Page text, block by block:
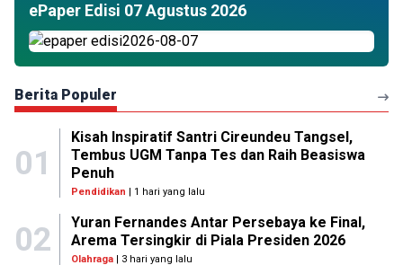
ePaper Edisi 07 Agustus 2026
Berita Populer
01
Kisah Inspiratif Santri Cireundeu Tangsel,
Tembus UGM Tanpa Tes dan Raih Beasiswa
Penuh
Pendidikan | 1 hari yang lalu
02
Yuran Fernandes Antar Persebaya ke Final,
Arema Tersingkir di Piala Presiden 2026
Olahraga| 3 hari yang lalu